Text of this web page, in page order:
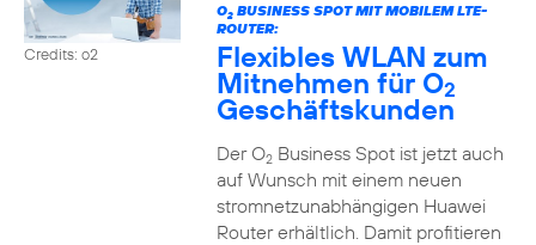
Credits: o2
O2BUSINESS SPOT MIT MOBILEM LTE-
ROUTER:
Flexibles WLAN zum
Mitnehmen für O2
Geschäftskunden
Der O2Business Spot ist jetzt auch
auf Wunsch mit einem neuen
stromnetzunabhängigen Huawei
Router erhältlich. Damit profitieren